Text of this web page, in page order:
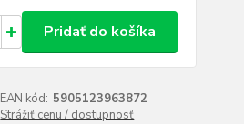
Pridať do košíka
EAN kód: 5905123963872
Strážiť cenu / dostupnosť